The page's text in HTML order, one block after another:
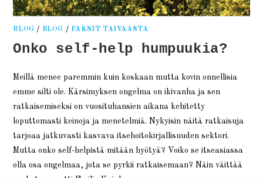
BLOG / BLOG / FAKSIT TAIVAASTA
Onko self-help humpuukia?
Meillä menee paremmin kuin koskaan mutta kovin onnellisia
emme silti ole. Kärsimyksen ongelma on ikivanha ja sen
ratkaisemiseksi on vuosituhansien aikana kehitetty
loputtomasti keinoja ja menetelmiä. Nykyisin näitä ratkaisuja
tarjoaa jatkuvasti kasvava itsehoitokirjallisuuden sektori.
Mutta onko self-helpistä mitään hyötyä? Voiko se itseasiassa
olla osa ongelmaa, jota se pyrkii ratkaisemaan? Näin väittää